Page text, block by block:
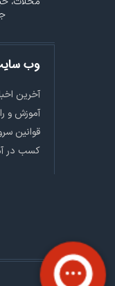
وب
آخرین
آموزش و
قوانین
کسب در